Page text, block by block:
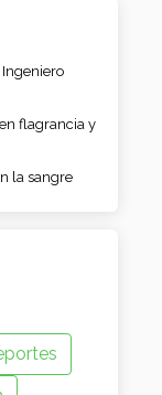
Ingeniero
flagrancia y
la sangre